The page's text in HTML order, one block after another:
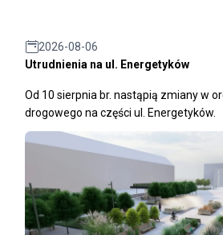
2026-08-06
Utrudnienia na ul. Energetyków
Od 10 sierpnia br. nastąpią zmiany w
drogowego na części ul. Energetyków.